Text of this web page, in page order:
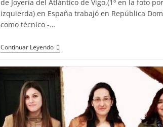
de Joyería del Atlántico de Vigo,(1º en la foto
izquierda) en España trabajó en República
como técnico -…
Continuar Leyendo
Técnica
de
Joyería
del
Atlántico